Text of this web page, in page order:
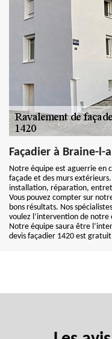
Façadier à Braine-l-
Notre équipe est aguerrie en
façade et des murs
installation, réparation,
Vous pouvez compter sur
bons résultats. Nos
voulez l’intervention de notre
Notre équipe saura être
devis façadier 1420 est